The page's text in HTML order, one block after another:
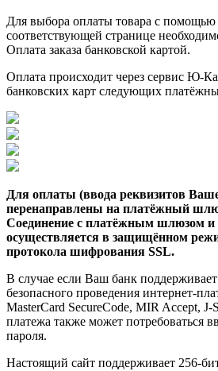
Для выбора оплаты товара с помощью
соответствующей странице
Оплата заказа банковской картой.
Оплата происходит через сервис Ю-
банковских карт следующих
Для оплаты (ввода реквизитов
перенаправлены на платёжный
Соединение с платёжным шлюзом и
осуществляется в защищённом
протокола шифрования SSL.
В случае если Ваш банк
безопасного проведения интернет-
MasterCard SecureCode, MIR Accept, J-
платежа также может потребоваться
пароля.
Настоящий сайт поддерживает 256-